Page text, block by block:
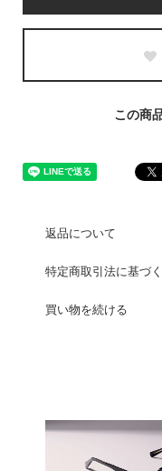
この商
返品について
特定商取引法に基づ
買い物を続ける